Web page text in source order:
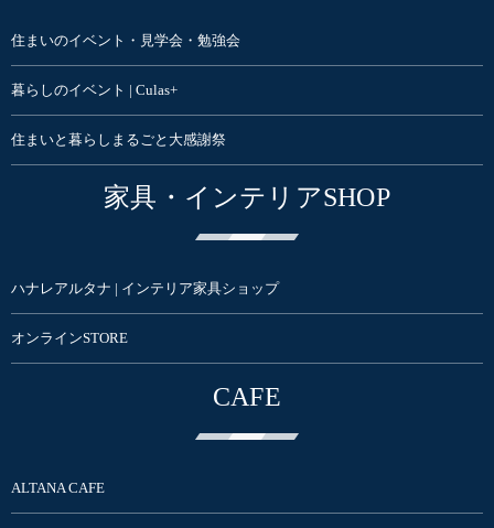
住まいのイベント・見学会・勉強会
暮らしのイベント | Culas+
住まいと暮らしまるごと大感謝祭
家具・インテリアSHOP
ハナレアルタナ | インテリア家具ショップ
オンラインSTORE
CAFE
ALTANA CAFE